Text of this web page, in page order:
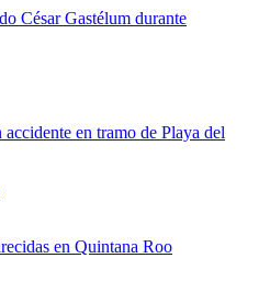
César Gastélum durante
en tramo de Playa del
en Quintana Roo